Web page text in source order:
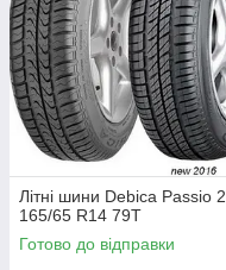
Літні шини Debica Passio 2
165/65 R14 79T
Готово до відправки